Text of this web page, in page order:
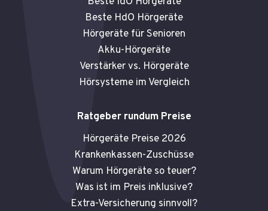
Beste HdO Hörgeräte
Hörgeräte für Senioren
Akku-Hörgeräte
Verstärker vs. Hörgeräte
Hörsysteme im Vergleich
Ratgeber rundum Preise
Hörgeräte Preise 2026
Krankenkassen-Zuschüsse
Warum Hörgeräte so teuer?
Was ist im Preis inklusive?
Extra-Versicherung sinnvoll?